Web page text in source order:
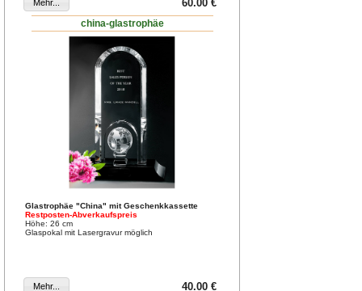
60.00 €
china-glastrophäe
Glastrophäe "China" mit Geschenkkassette
Restposten-Abverkaufspreis
Höhe: 26 cm
Glaspokal mit Lasergravur möglich
40.00 €